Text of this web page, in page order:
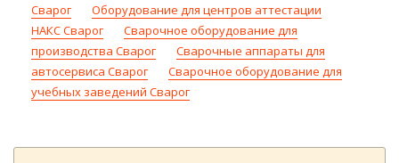
Сварог
Оборудование для центров аттестации
НАКС Сварог
Сварочное оборудование для
производства Сварог
Сварочные аппараты для
автосервиса Сварог
Сварочное оборудование для
учебных заведений Сварог